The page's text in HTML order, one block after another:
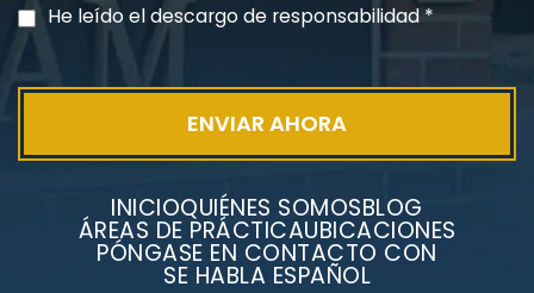
He leído el descargo de responsabilidad*
INICIOQUIÉNES SOMOSBLOG
ÁREAS DE PRÁCTICAUBICACIONES
PÓNGASE EN CONTACTO CON
SE HABLA ESPAÑOL